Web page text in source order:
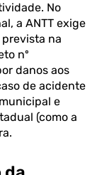
No
a ANTT exige
na
nº
danos aos
de acidente
e
(como a